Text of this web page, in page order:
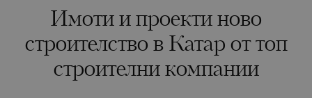
Имоти и проекти ново
строителство в Катар от топ
строителни компании